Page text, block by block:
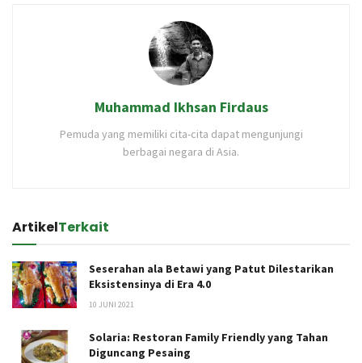
Muhammad Ikhsan Firdaus
Pemuda yang memiliki cita-cita dapat mengunjungi
berbagai negara di Asia.
ArtikelTerkait
Seserahan ala Betawi yang Patut Dilestarikan
Eksistensinya di Era 4.0
10 JUNI 2021
Solaria: Restoran Family Friendly yang Tahan
Diguncang Pesaing